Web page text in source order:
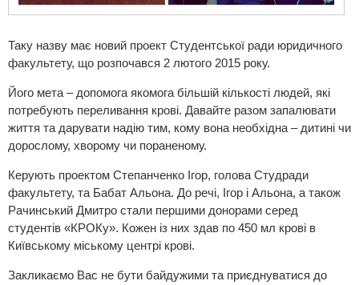
Таку назву має новий проект Студентської ради юридичного
факультету, що розпочався 2 лютого 2015 року.
Його мета – допомога якомога більшій кількості людей, які
потребують переливання крові. Давайте разом запалювати
життя та дарувати надію тим, кому вона необхідна – дитині чи
дорослому, хворому чи пораненому.
Керують проектом Степанченко Ігор, голова Студради
факультету, та Бабат Альона. До речі, Ігор і Альона, а також
Рачинський Дмитро стали першими донорами серед
студентів «КРОКу». Кожен із них здав по 450 мл крові в
Київському міському центрі крові.
Закликаємо Вас не бути байдужими та приєднуватися до